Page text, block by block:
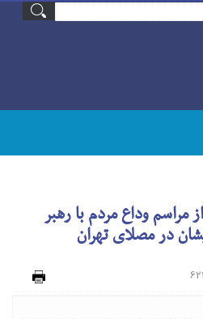
وداع مردم با رهبر
در مصلای تهران